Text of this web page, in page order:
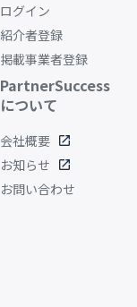
ログイン
紹介者登録
掲載事業者登録
PartnerSuccess
について
会社概要 open_in_new
お知らせ open_in_new
お問い合わせ